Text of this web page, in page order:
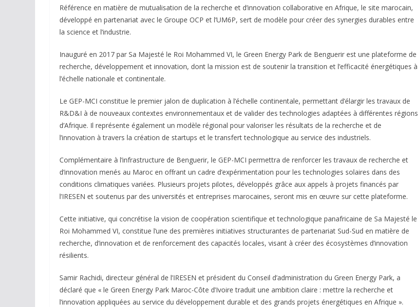
Référence en matière de mutualisation de la recherche et d’innovation collaborative en Afrique, le site marocain,
développé en partenariat avec le Groupe OCP et l’UM6P, sert de modèle pour créer des synergies durables entre
la science et l’industrie.
Inauguré en 2017 par Sa Majesté le Roi Mohammed VI, le Green Energy Park de Benguerir est une plateforme de
recherche, développement et innovation, dont la mission est de soutenir la transition et l’efficacité énergétiques à
l’échelle nationale et continentale.
Le GEP-MCI constitue le premier jalon de duplication à l’échelle continentale, permettant d’élargir les travaux de
R&D&I à de nouveaux contextes environnementaux et de valider des technologies adaptées à différentes régions
d’Afrique. Il représente également un modèle régional pour valoriser les résultats de la recherche et de
l’innovation à travers la création de startups et le transfert technologique au service des industriels.
Complémentaire à l’infrastructure de Benguerir, le GEP-MCI permettra de renforcer les travaux de recherche et
d’innovation menés au Maroc en offrant un cadre d’expérimentation pour les technologies solaires dans des
conditions climatiques variées. Plusieurs projets pilotes, développés grâce aux appels à projets financés par
l’IRESEN et soutenus par des universités et entreprises marocaines, seront mis en œuvre sur cette plateforme.
Cette initiative, qui concrétise la vision de coopération scientifique et technologique panafricaine de Sa Majesté le
Roi Mohammed VI, constitue l’une des premières initiatives structurantes de partenariat Sud-Sud en matière de
recherche, d’innovation et de renforcement des capacités locales, visant à créer des écosystèmes d’innovation
résilients.
Samir Rachidi, directeur général de l’IRESEN et président du Conseil d’administration du Green Energy Park, a
déclaré que « le Green Energy Park Maroc-Côte d’Ivoire traduit une ambition claire : mettre la recherche et
l’innovation appliquées au service du développement durable et des grands projets énergétiques en Afrique ».